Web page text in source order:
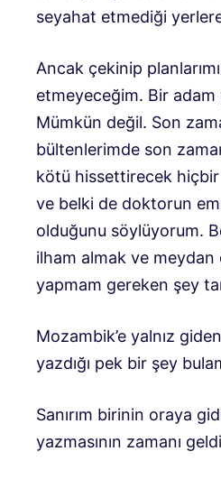
seyahat etmediği
Ancak çekinip
etmeyeceğim. Bir
Mümkün değil. Son
bültenlerimde son
kötü hissettirecek hiçbir
ve belki de doktorun
olduğunu söylüyorum.
ilham almak ve meydan
yapmam gereken şey
Mozambik’e yalnız
yazdığı pek bir şey
Sanırım birinin oraya
yazmasının zamanı